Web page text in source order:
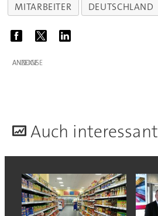
MITARBEITER
DEUTSCHLAND
ANZEIGE
Auch interessant